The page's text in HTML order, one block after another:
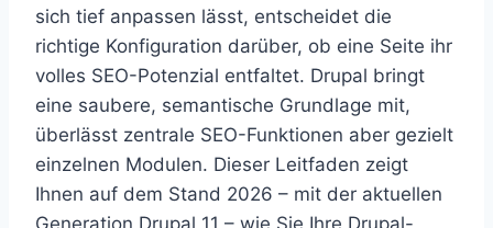
sich tief anpassen lässt, entscheidet die
richtige Konfiguration darüber, ob eine Seite ihr
volles SEO-Potenzial entfaltet. Drupal bringt
eine saubere, semantische Grundlage mit,
überlässt zentrale SEO-Funktionen aber gezielt
einzelnen Modulen. Dieser Leitfaden zeigt
Ihnen auf dem Stand 2026 – mit der aktuellen